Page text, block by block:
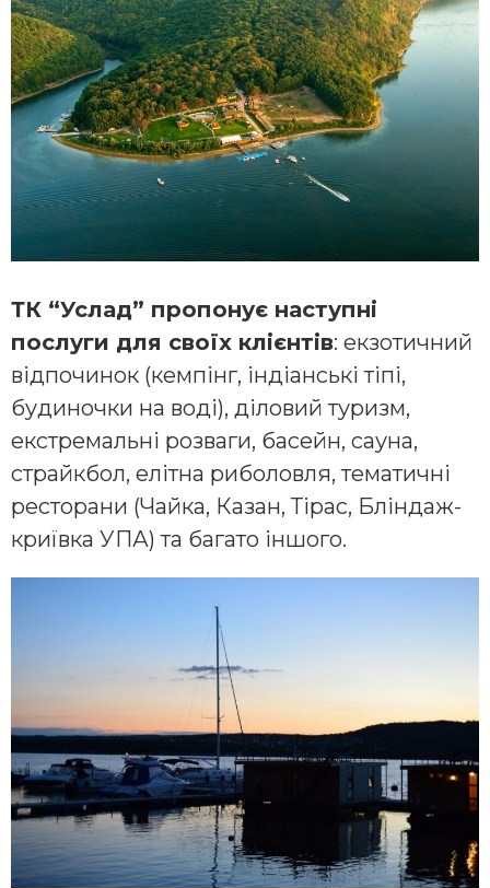
ТК “Услад” пропонує наступні
послуги для своїх клієнтів: екзотичний
відпочинок (кемпінг, індіанські тіпі,
будиночки на воді), діловий туризм,
екстремальні розваги, басейн, сауна,
страйкбол, елітна риболовля, тематичні
ресторани (Чайка, Казан, Тірас, Бліндаж-
криївка УПА) та багато іншого.